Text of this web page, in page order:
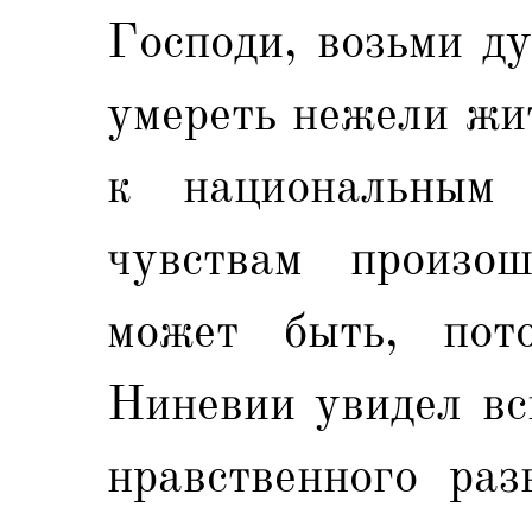
Господи, возьми
умереть нежели
к
чувствам
может быть,
Ниневии увидел
нравственного